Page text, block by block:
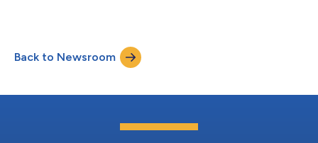
aktive på det indonesiske marked. Firmaet kombinerer årtiers
markedserfaring med en praktisk tilgang, der fokuserer på at
Back to Newsroom